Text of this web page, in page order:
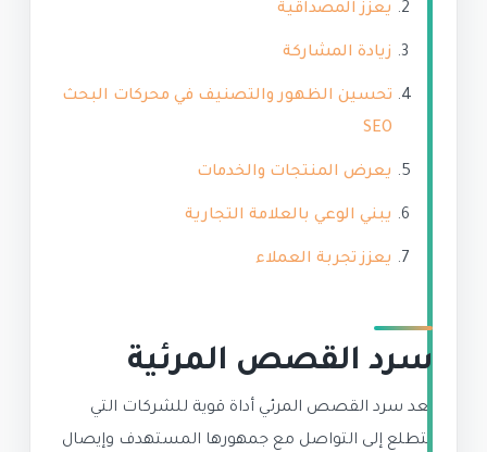
يعزز المصداقية
زيادة المشاركة
تحسين الظهور والتصنيف في محركات البحث
SEO
يعرض المنتجات والخدمات
يبني الوعي بالعلامة التجارية
يعزز تجربة العملاء
سرد القصص المرئية
يعد سرد القصص المرئي أداة قوية للشركات التي
تتطلع إلى التواصل مع جمهورها المستهدف وإيصال